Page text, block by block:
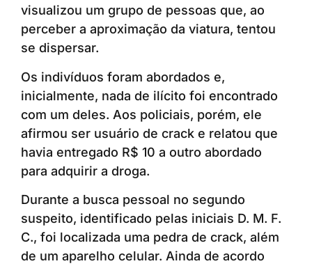
visualizou um grupo de pessoas que, ao
perceber a aproximação da viatura, tentou
se dispersar.
Os indivíduos foram abordados e,
inicialmente, nada de ilícito foi encontrado
com um deles. Aos policiais, porém, ele
afirmou ser usuário de crack e relatou que
havia entregado R$ 10 a outro abordado
para adquirir a droga.
Durante a busca pessoal no segundo
suspeito, identificado pelas iniciais D. M. F.
C., foi localizada uma pedra de crack, além
de um aparelho celular. Ainda de acordo